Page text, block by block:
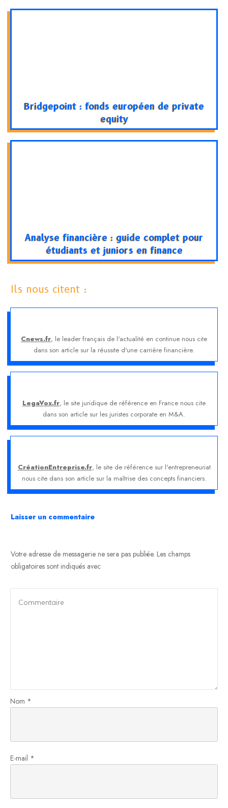
Bridgepoint : fonds européen de private
equity
Analyse financière : guide complet pour
étudiants et juniors en finance
Ils nous citent :
Cnews.fr, le leader français de l'actualité en continue nous cite
dans son article sur la réussite d'une carrière financière.
LegaVox.fr, le site juridique de référence en France nous cite
dans son article sur les juristes corporate en M&A.
CréationEntreprise.fr, le site de référence sur l'entrepreneuriat
nous cite dans son article sur la maîtrise des concepts financiers.
Laisser un commentaire
Votre adresse de messagerie ne sera pas publiée. Les champs
obligatoires sont indiqués avec
Nom *
E-mail *